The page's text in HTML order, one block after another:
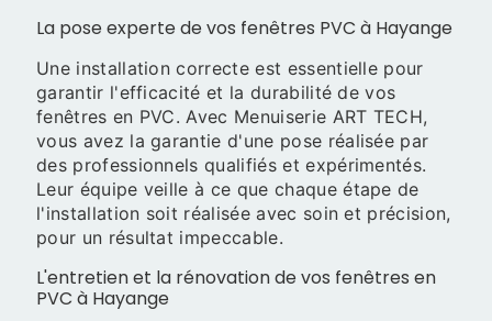
La pose experte de vos fenêtres PVC à Hayange
Une installation correcte est essentielle pour
garantir l'efficacité et la durabilité de vos
fenêtres en PVC. Avec Menuiserie ART TECH,
vous avez la garantie d'une pose réalisée par
des professionnels qualifiés et expérimentés.
Leur équipe veille à ce que chaque étape de
l'installation soit réalisée avec soin et précision,
pour un résultat impeccable.
L'entretien et la rénovation de vos fenêtres en
PVC à Hayange